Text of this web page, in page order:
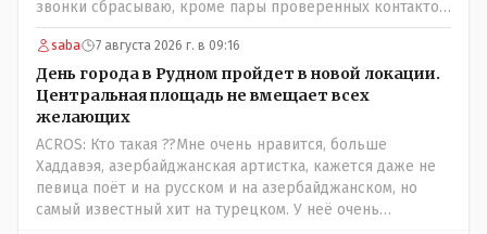
народа! Тут бы как раз специалист-аналитик и
пригодился бы!
звонки сбрасываю, кроме пары проверенных контактов.
Один раз мне мой банк позвонил, не мошенники. Я
приехал туда, в банк, нашел того, кто мне звонил,
притащил к главному менеджеру и обоим сказал: ещё
один такой звонок, без разницы, какая причина, и я
счета свои у вас позакрываю. Остальные входящие
сразу в бан, по умолчанию для меня любой входящий -
Скам, пока не доказано обратное - Zero trust. Все
созвоны - только на верифицируемые номера.Всё
верно, я тоже так поступаю,но увы любопытство ещё
никто не отменял! Я уже давно всё объяснил жене, но
saba 7 августа 2026 г. в 09:16
День города в Рудном пройдет в новой локации.
Центральная площадь не вмещает всех
желающих
ACROS: Кто такая ??Мне очень нравится, больше
Хаддавэя, азербайджанская артистка, кажется даже не
певица поёт и на русском и на азербайджанском, но
самый известный хит на турецком. У неё очень